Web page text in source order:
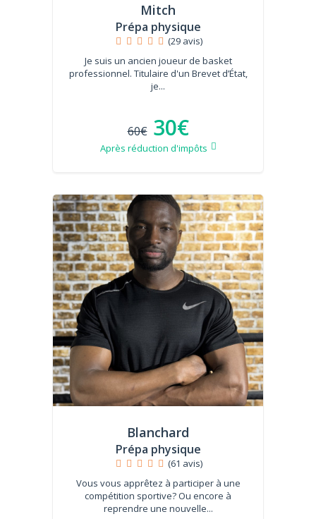
Mitch
Prépa physique
(29 avis)
Je suis un ancien joueur de basket
professionnel. Titulaire d'un Brevet d’État,
je...
60€ 30€
Après réduction d'impôts
Blanchard
Prépa physique
(61 avis)
Vous vous apprêtez à participer à une
compétition sportive? Ou encore à
reprendre une nouvelle...